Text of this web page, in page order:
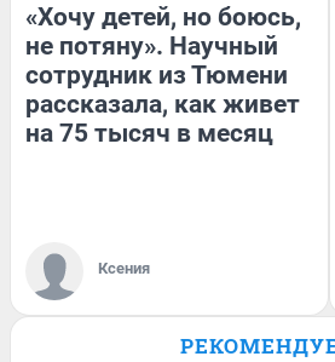
«Хочу детей, но боюсь,
не потяну». Научный
сотрудник из Тюмени
рассказала, как живет
на 75 тысяч в месяц
Ксения